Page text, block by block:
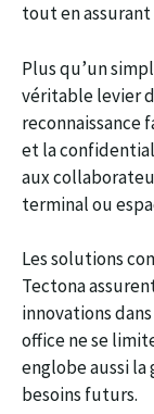
tout en
Plus qu’un
véritable levier
reconnaissance
et la
aux
terminal ou
Les solutions
Tectona
innovations
office ne se
englobe aussi
besoins futurs.